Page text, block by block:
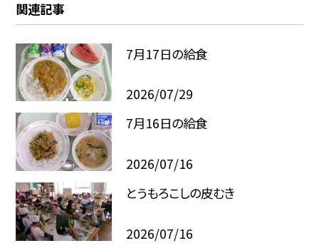
関連記事
7月17日の給食
2026/07/29
7月16日の給食
2026/07/16
とうもろこしの皮むき
2026/07/16